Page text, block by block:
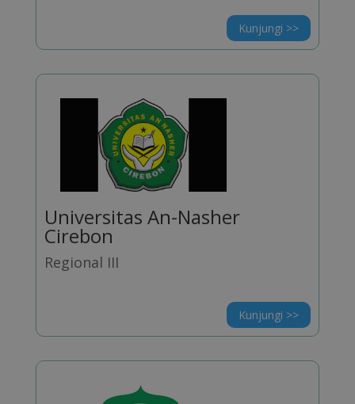
Kunjungi >>
Universitas An-Nasher
Cirebon
Regional III
Kunjungi >>